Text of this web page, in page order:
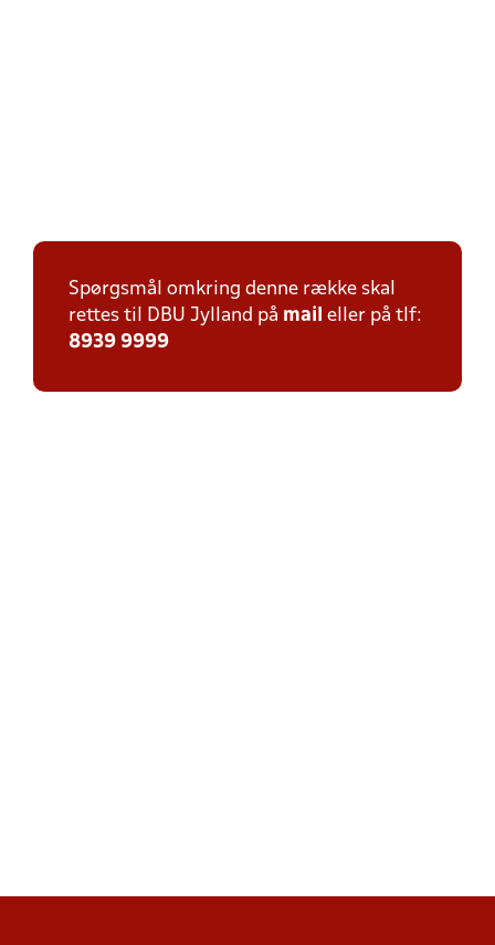
Spørgsmål omkring denne række skal
rettes til DBU Jylland på mail eller på tlf:
8939 9999